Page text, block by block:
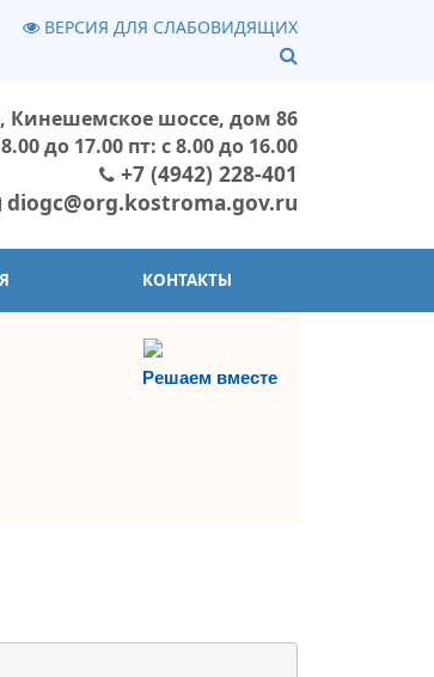
ВЕРСИЯ ДЛЯ СЛАБОВИДЯЩИХ
Кинешемское шоссе, дом 86
до 17.00 пт: с 8.00 до 16.00
+7 (4942) 228-401
diogc@org.kostroma.gov.ru
КОНТАКТЫ
Решаем вместе